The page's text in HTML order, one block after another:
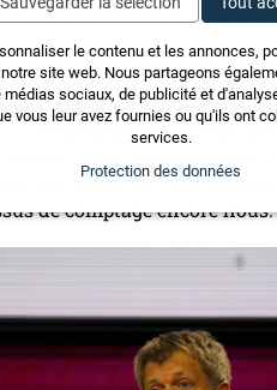
pouvoir alimenter le réseau
de l’électricité est en
pour mieux inciter à la
communautés
entravées par des
de comptage encore flous.
le contenu et les annonces,
site web. Nous partageons
sociaux, de publicité et
vous leur avez fournies ou qu'ils ont
services.
Protection des données